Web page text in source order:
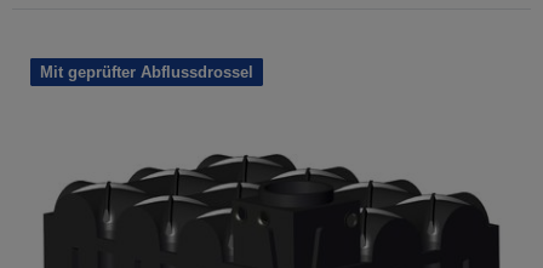
Mit geprüfter Abflussdrossel